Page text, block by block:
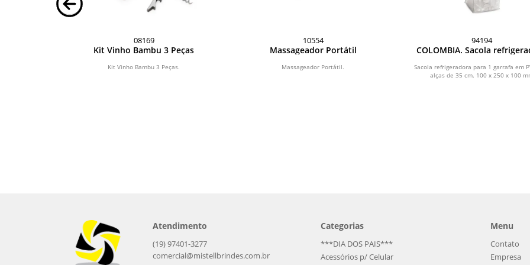
08169
Kit Vinho Bambu 3 Peças
Kit Vinho Bambu 3 Peças.
10554
Massageador Portátil
Massageador Portátil.
94194
COLOMBIA. Sacola
Sacola refrigeradora para 1 garrafa em
alças de 35 cm. 100 x 250 x 100
Atendimento
(19) 97401-3277
comercial@mistellbrindes.com.br
Categorias
***DIA DOS PAIS***
Acessórios p/ Celular
Menu
Contato
Empresa